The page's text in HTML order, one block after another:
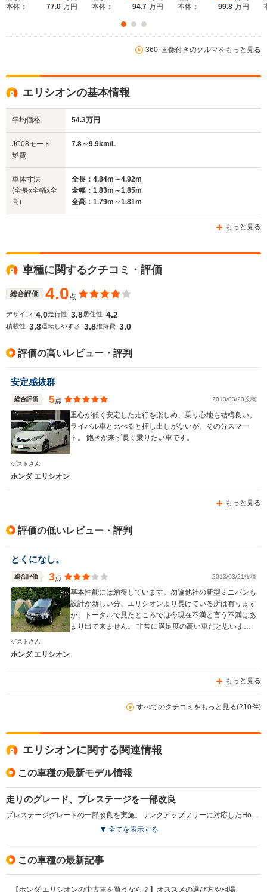
燃費
駆動方式
-m
-m
本体：
77.0 万円
本体：
94.7 万円
本体：
99.8 万円
360°画像付きのクルマをもっと見る
エリシオンの基本情報
平均価格 54.3万円
JC08モード
燃費
7.8～9.9km/L
車体寸法
(全長x全幅x全
高)
全長：4.84m～4.92m
全幅：1.83m～1.85m
全高：1.79m～1.81m
もっと見る
車種に関するクチコミ・評価
総合評価 4.0点
デザイン :4.0走行性 :3.8居住性 :4.2
積載性 :3.8運転しやすさ :3.8維持費 :3.0
評価の高いレビュー・評判
安定感抜群
総合評価 5点 2013/03/23投稿
重心が低く安定した走行を楽しめ、乗り心地も結構良い。
ライバル車と比べると押し出しがないが、その分スマー
ト。 飽きが来ず長く乗りたい車です。
ゲストさん
ホンダ エリシオン
もっと見る
評価の低いレビュー・評判
とくになし。
総合評価 3点 2013/03/21投稿
基本性能には納得しています。勿論他社の新型ミニバンも
設計が新しい分、エリシオンより長けている所は有ります
が、トータルで見たところでは今現在不満と言う不満はあ
まり出て来ません。 非常に満足度の高い車だと思いま
ゲストさん
ホンダ エリシオン
もっと見る
すべてのクチコミをもっと見る(210件)
エリシオンに関する関連情報
この車種の最新モデル情報
走りのグレード、プレステージを一部改良
プレステージグレードの一部改良を実施。リンクアップフリーに対応したHondaインターナビが標準装備された。モニターは、フルセグチューナーによるTV視聴も可能。また全席3点式ELRシートベルトとヘッドレストを採用。さらにボディカラーがすべて新色となった（2012.6）
全てを表示する
この車種の最新記事
【ホンダ エリシオンの中古車を買うなら？】オススメの選び方や相場、